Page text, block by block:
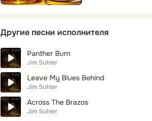
Другие песни исполнителя
Panther Burn
Jim Suhler
Leave My Blues Behind
Jim Suhler
Across The Brazos
Jim Suhler